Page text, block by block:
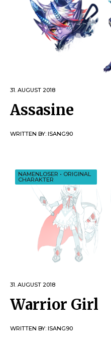
31. AUGUST 2018
Assasine
WRITTEN BY: ISANG90
NAMENLOSER • ORIGINAL
CHARAKTER
31. AUGUST 2018
Warrior Girl
WRITTEN BY: ISANG90